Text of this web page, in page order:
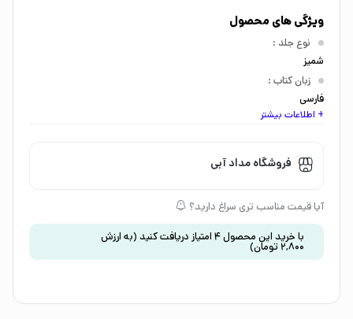
ویژگی های محصول
نوع جلد :
شمیز
زبان کتاب :
فارسی
اندازه کتاب:
گروه سنی :
کودک 7 تا 9 سال
علمی و آموزشی
+ اطلاعات بیشتر
فروشگاه مداد آبی
آیا قیمت مناسب تری سراغ دارید؟
با خرید این محصول4امتیاز دریافت کنید (به ارزش
2,800 تومان)